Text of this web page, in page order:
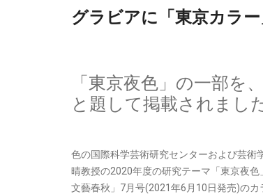
グラビアに「東京カラ
「東京夜色」の一部を
と題して掲載されました
色の国際科学芸術研究センターおよび芸術
晴教授の2020年度の研究テーマ「東京夜色
文藝春秋」7月号(2021年6月10日発売)のカ